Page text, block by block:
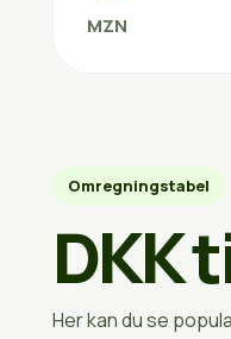
MZN
Omregningstabel
DKK
Her kan du se